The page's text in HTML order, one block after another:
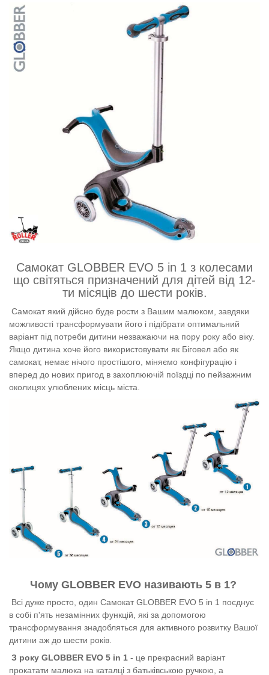
Самокат GLOBBER EVO 5 in 1 з колесами
що світяться призначений для дітей від 12-
ти місяців до шести років.
Самокат який дійсно буде рости з Вашим малюком, завдяки
можливості трансформувати його і підібрати оптимальний
варіант під потреби дитини незважаючи на пору року або віку.
Якщо дитина хоче його використовувати як Біговел або як
самокат, немає нічого простішого, міняємо конфігурацію і
вперед до нових пригод в захоплюючій поїздці по пейзажним
околицях улюблених місць міста.
Чому GLOBBER EVO називають 5 в 1?
Всі дуже просто, один Самокат GLOBBER EVO 5 in 1 поєднує
в собі п'ять незамінних функцій, які за допомогою
трансформування знадобляться для активного розвитку Вашої
дитини аж до шести років.
З року GLOBBER EVO 5 in 1 - це прекрасний варіант
прокатати малюка на каталці з батьківською ручкою, а